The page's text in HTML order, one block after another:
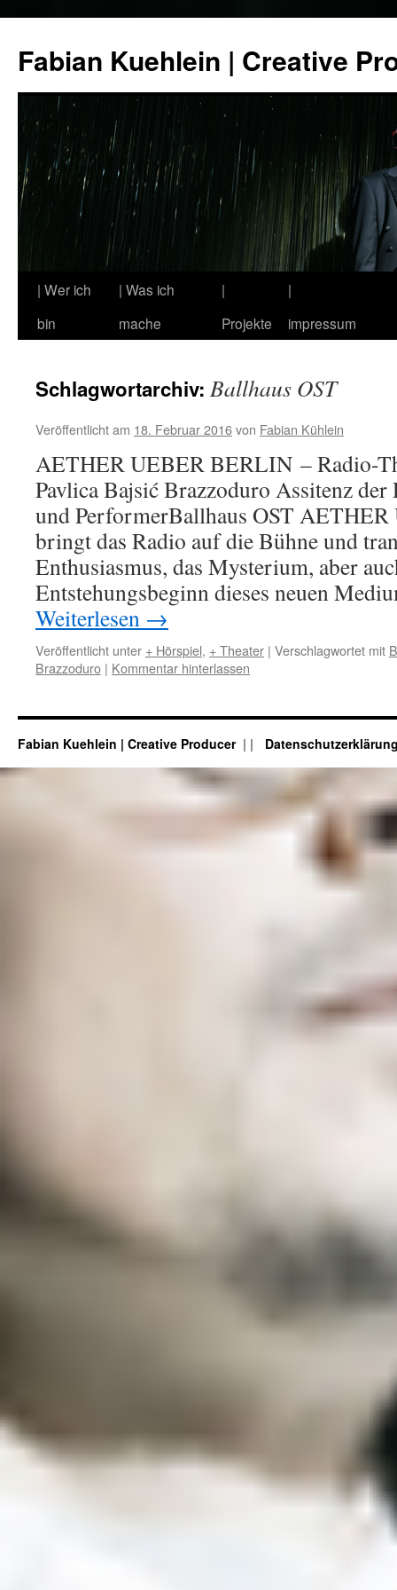
springen
Fabian Kuehlein | Creative
| Wer ich
bin
| Was ich
mache
|
Projekte
|
impressum
Schlagwortarchiv: Ballhaus OST
Veröffentlicht am 18. Februar 2016von Fabian Kühlein
AETHER UEBER BERLIN – Radio-
Pavlica Bajsić Brazzoduro Assitenz der
und PerformerBallhaus OST
bringt das Radio auf die Bühne und
Enthusiasmus, das Mysterium, aber
Entstehungsbeginn dieses neuen
Weiterlesen →
Veröffentlicht unter + Hörspiel, + Theater | Verschlagwortet mit
Brazzoduro | Kommentar hinterlassen
Fabian Kuehlein | Creative Producer |